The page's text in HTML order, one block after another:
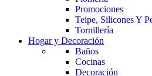
Promociones
Teipe, Silicones Y
Tornillería
Hogar y Decoración
Baños
Cocinas
Decoración